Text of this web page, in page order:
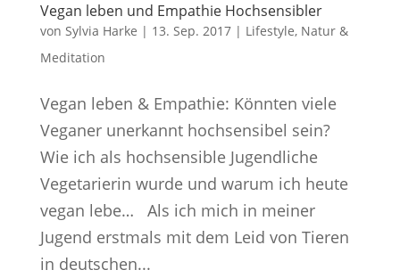
Vegan leben und Empathie Hochsensibler
von Sylvia Harke | 13. Sep. 2017| Lifestyle, Natur &
Meditation
Vegan leben & Empathie: Könnten viele
Veganer unerkannt hochsensibel sein?
Wie ich als hochsensible Jugendliche
Vegetarierin wurde und warum ich heute
vegan lebe… Als ich mich in meiner
Jugend erstmals mit dem Leid von Tieren
in deutschen...